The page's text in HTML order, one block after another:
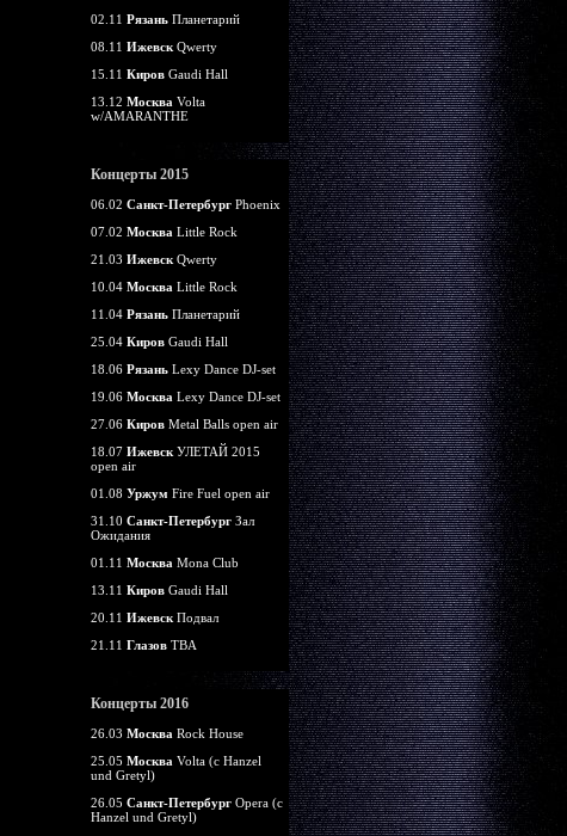
02.11 Рязань Планетарий
08.11 Ижевск Qwerty
15.11 Киров Gaudi Hall
13.12 Москва Volta
w/AMARANTHE
Концерты 2015
06.02 Санкт-Петербург Phoenix
07.02 Москва Little Rock
21.03 Ижевск Qwerty
10.04 Москва Little Rock
11.04 Рязань Планетарий
25.04 Киров Gaudi Hall
18.06 Рязань Lexy Dance DJ-set
19.06 Москва Lexy Dance DJ-set
27.06 Киров Metal Balls open air
18.07 Ижевск УЛЕТАЙ 2015
open air
01.08 Уржум Fire Fuel open air
31.10 Санкт-Петербург Зал
Ожидания
01.11 Москва Mona Club
13.11 Киров Gaudi Hall
20.11 Ижевск Подвал
21.11 Глазов TBA
Концерты 2016
26.03 Москва Rock House
25.05 Москва Volta (c Hanzel
und Gretyl)
26.05 Санкт-Петербург Opera (c
Hanzel und Gretyl)